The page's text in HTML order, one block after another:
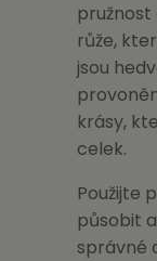
pružnost
růže,
jsou
krásy,
celek.
Použijte
působit
správné